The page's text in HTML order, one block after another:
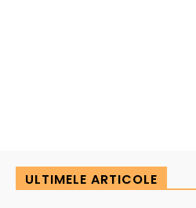
ULTIMELE ARTICOLE